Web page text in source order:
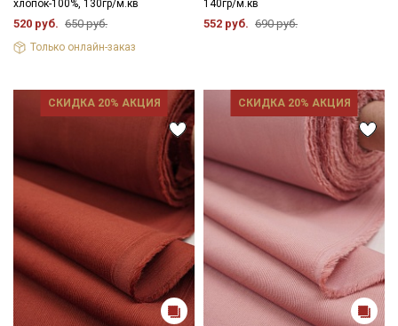
- стирка до 30C в «деликатном режиме», отжим до 600
оборотов
- запрещены отбеливатели
- гладить с осторожностью только изнаночной стороны.
Цветопередача (тон) может отличаться от оригинального
цвета ткани в зависимости от настроек вашего монитора и в
зависимости от партии.
хлопок-100%, 130гр/м.кв
520 руб. 650 руб.
Только онлайн-заказ
140гр/м.кв
552 руб. 690 руб.
СКИДКА 20% АКЦИЯ СКИДКА 20% АКЦИЯ